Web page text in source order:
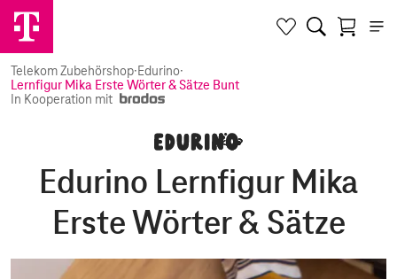
Telekom Zubehörshop·Edurino·
Lernfigur Mika Erste Wörter & Sätze Bunt
In Kooperation mit
Edurino Lernfigur Mika
Erste Wörter & Sätze